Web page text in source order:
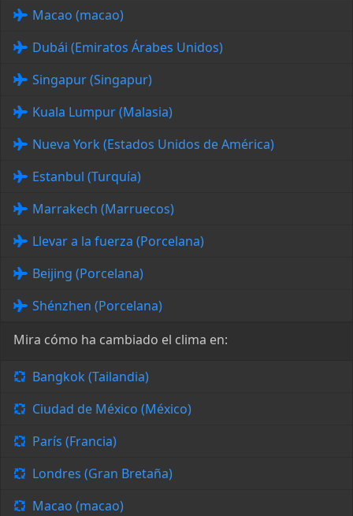
Macao (macao)
Dubái (Emiratos Árabes Unidos)
Singapur (Singapur)
Kuala Lumpur (Malasia)
Nueva York (Estados Unidos de América)
Estanbul (Turquía)
Marrakech (Marruecos)
Llevar a la fuerza (Porcelana)
Beijing (Porcelana)
Shénzhen (Porcelana)
Mira cómo ha cambiado el clima en:
Bangkok (Tailandia)
Ciudad de México (México)
París (Francia)
Londres (Gran Bretaña)
Macao (macao)